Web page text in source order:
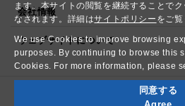
ます。本サイトの閲覧を継続することで
なされます。詳細はサイトポリシー をご覧
We use Cookies to improve browsing
purposes. By continuing to browse this
Cookies. For more information, please
同意する
会社情報
ウェブサイトについて
Copyright© NICHIBEI CO.,LTD. All